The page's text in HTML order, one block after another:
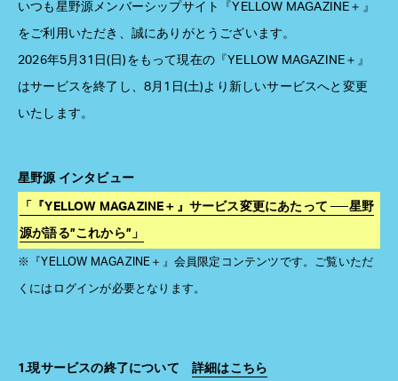
いつも星野源メンバーシップサイト『YELLOW MAGAZINE＋』
をご利用いただき、誠にありがとうございます。
2026年5月31日(日)をもって現在の『YELLOW MAGAZINE＋』
はサービスを終了し、8月1日(土)より新しいサービスへと変更
いたします。
星野源 インタビュー
「『YELLOW MAGAZINE＋』サービス変更にあたって ──星野
源が語る”これから”」
※『YELLOW MAGAZINE＋』会員限定コンテンツです。ご覧いただ
くにはログインが必要となります。
1.現サービスの終了について 詳細はこちら